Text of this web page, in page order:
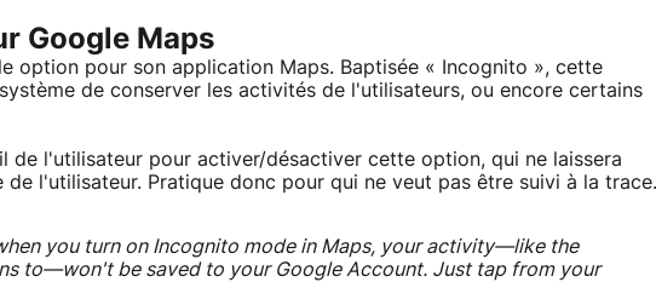
Google Maps
option pour son application Maps. Baptisée « Incognito », cette
de conserver les activités de l'utilisateurs, ou encore certains
de l'utilisateur pour activer/désactiver cette option, qui ne laissera
l'utilisateur. Pratique donc pour qui ne veut pas être suivi à la trace.
you turn on Incognito mode in Maps, your activity—like the
to—won't be saved to your Google Account. Just tap from your